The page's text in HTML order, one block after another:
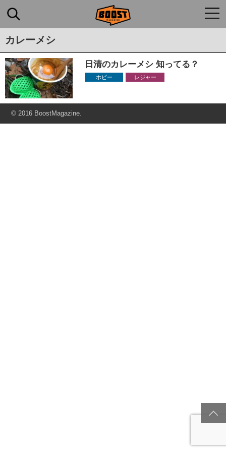
カレーメシ
日清のカレーメシ 知ってる？
ホビー レジャー
© 2016 BoostMagazine.